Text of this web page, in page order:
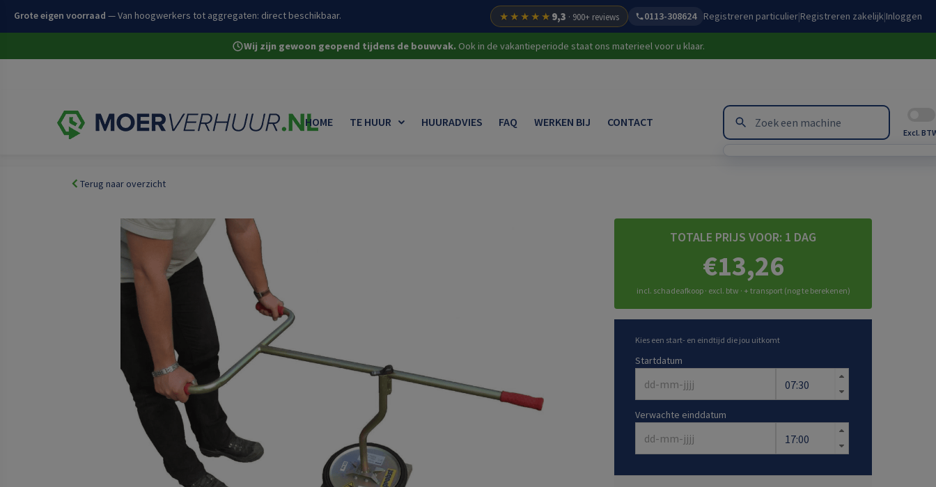
Grote eigen voorraad — Van hoogwerkers tot aggregaten: direct beschikbaar. ★★★★★ 9,3 · 900+ reviews 0113-308624 Registreren particulier|Registreren zakelijk|Inloggen
Wij zijn gewoon geopend tijdens de bouwvak. Ook in de vakantieperiode staat ons materieel voor u klaar.
HOME TE HUUR HUURADVIES FAQ WERKEN BIJ CONTACT
Excl.
Terug naar overzicht
TOTALE PRIJS VOOR: 1 DAG
€13,26
incl. schadeafkoop · excl. btw · + transport (nog te berekenen)
Kies een start- en eindtijd die jou uitkomt
Startdatum
Verwachte einddatum